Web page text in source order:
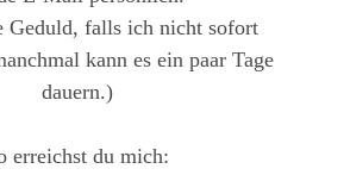
Geduld, falls ich nicht sofort
kann esein paar Tage
dauern.)
erreichst du mich: